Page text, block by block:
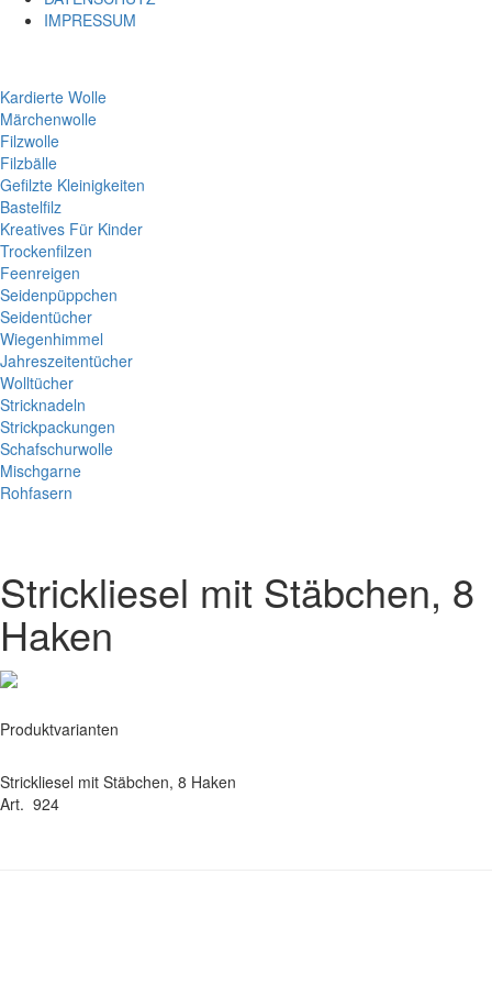
IMPRESSUM
Kardierte Wolle
Märchenwolle
Filzwolle
Filzbälle
Gefilzte Kleinigkeiten
Bastelfilz
Kreatives Für Kinder
Trockenfilzen
Feenreigen
Seidenpüppchen
Seidentücher
Wiegenhimmel
Jahreszeitentücher
Wolltücher
Stricknadeln
Strickpackungen
Schafschurwolle
Mischgarne
Rohfasern
Strickliesel mit Stäbchen, 8
Haken
Produktvarianten
Strickliesel mit Stäbchen, 8 Haken
Art. 924